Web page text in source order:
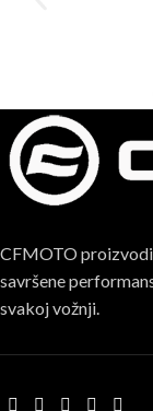
CFMOTO proizvodi
savršene
svakoj vožnji.